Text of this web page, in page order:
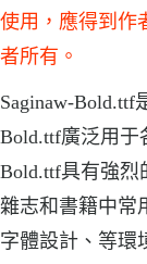
使用，應得到作
者所有。
Saginaw-Bold.ttf
Bold.ttf廣泛用于
Bold.ttf具有強烈
雜志和書籍中常
字體設計、等環